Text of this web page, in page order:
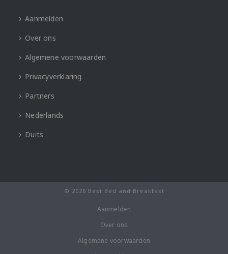
Aanmelden
Over ons
Algemene voorwaarden
Privacyverklaring
Partners
Nederlands
Duits
© 2026 Best Bed and Breakfast
Aanmelden
Over ons
Algemene voorwaarden